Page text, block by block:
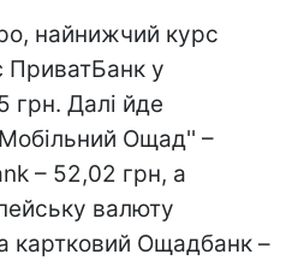
найнижчий курс
ПриватБанк у
грн. Далі йде
Ощад'' –
– 52,02 грн, а
валюту
Ощадбанк –